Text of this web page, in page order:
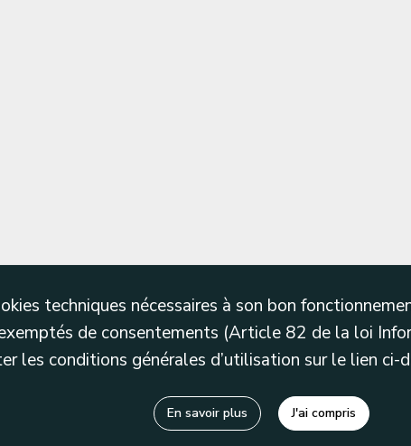
techniques nécessaires à son bon
de consentements (Article 82 de la loi
les conditions générales d’utilisation sur le lien ci-
En savoir plus J'ai compris